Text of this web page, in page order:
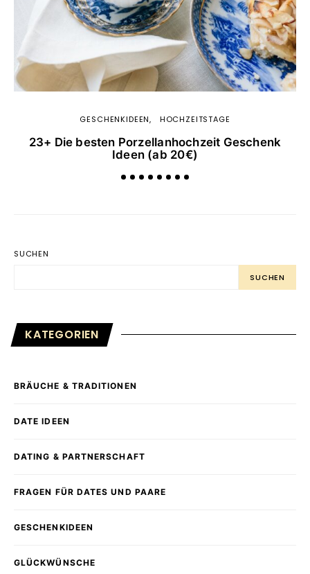
GESCHENKIDEEN HOCHZEITSTAGE
23+ Die besten Porzellanhochzeit Geschenk
Ideen (ab 20€)
SUCHEN
SUCHEN
KATEGORIEN
BRÄUCHE & TRADITIONEN
DATE IDEEN
DATING & PARTNERSCHAFT
FRAGEN FÜR DATES UND PAARE
GESCHENKIDEEN
GLÜCKWÜNSCHE